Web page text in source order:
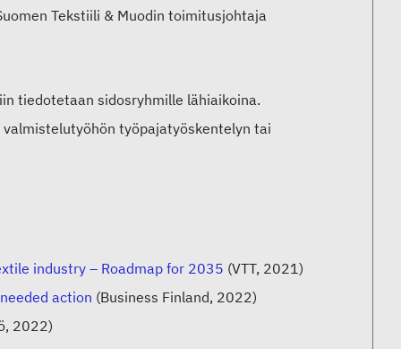
Tekstiili & Muodin toimitusjohtaja
tiedotetaan sidosryhmille lähiaikoina.
työpajatyöskentelyn tai
industry – Roadmap for 2035 (VTT, 2021)
action (Business Finland, 2022)
2022)